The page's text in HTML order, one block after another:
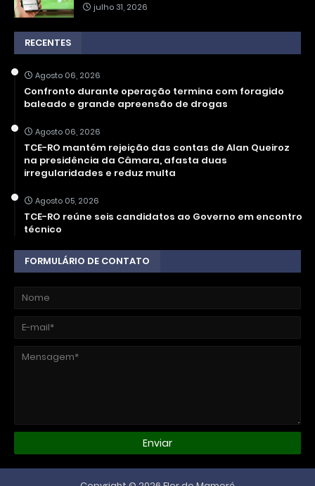
julho 31, 2026
RECENTES
Agosto 06, 2026
Confronto durante operação termina com foragido
baleado e grande apreensão de drogas
Agosto 06, 2026
TCE-RO mantém rejeição das contas de Alan Queiroz
na presidência da Câmara, afasta duas
irregularidades e reduz multa
Agosto 05, 2026
TCE-RO reúne seis candidatos ao Governo em encontro
técnico
FORMULÁRIO DE CONTATO